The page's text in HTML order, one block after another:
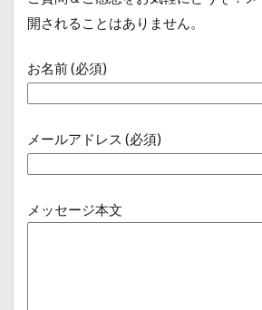
開されることはありません。
お名前 (必須)
メールアドレス (必須)
メッセージ本文